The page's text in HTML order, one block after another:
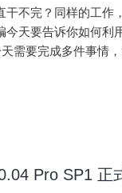
不完？同样的工作
天要告诉你如何利
需要完成多件事情
Pro SP1 正